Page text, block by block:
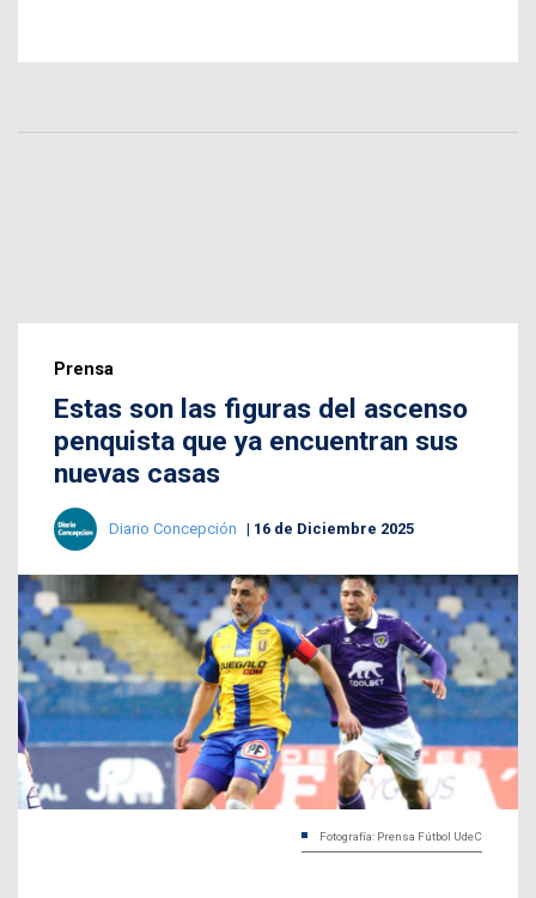
Prensa
Estas son las figuras del ascenso
penquista que ya encuentran sus
nuevas casas
Diario Concepción 16 de Diciembre 2025
Fotografía: Prensa Fútbol UdeC